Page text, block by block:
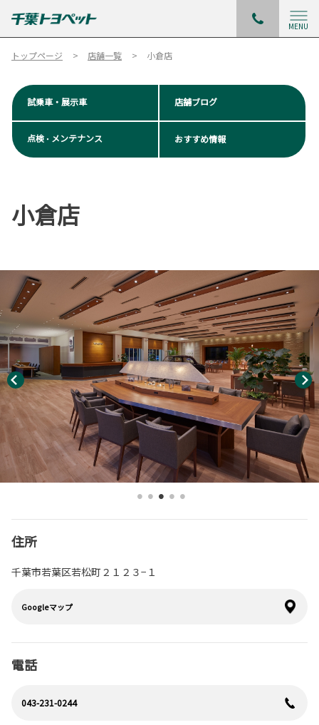
MENU
トップページ 店舗一覧 小倉店
試乗車・展示車 店舗ブログ
点検 ・ メンテナンス おすすめ情報
小倉店
住所
千葉市若葉区若松町２１２３−１
Googleマップ
電話
043-231-0244